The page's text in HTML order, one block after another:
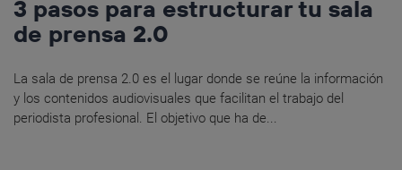
3 pasos para estructurar tu sala
de prensa 2.0
La sala de prensa 2.0 es el lugar donde se reúne la información
y los contenidos audiovisuales que facilitan el trabajo del
periodista profesional. El objetivo que ha de...